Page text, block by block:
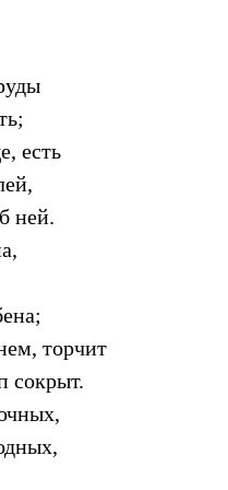
есть
ней.
торчит
сокрыт.